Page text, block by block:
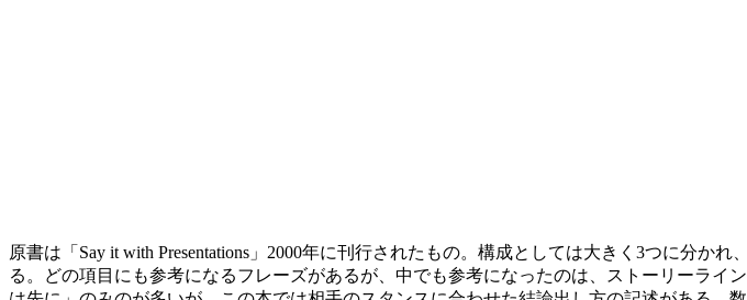
原書は「Say it with Presentations」2000年に刊行されたもの。構成としては大きく3つに分
る。どの項目にも参考になるフレーズがあるが、中でも参考になったのは、ストーリーラ